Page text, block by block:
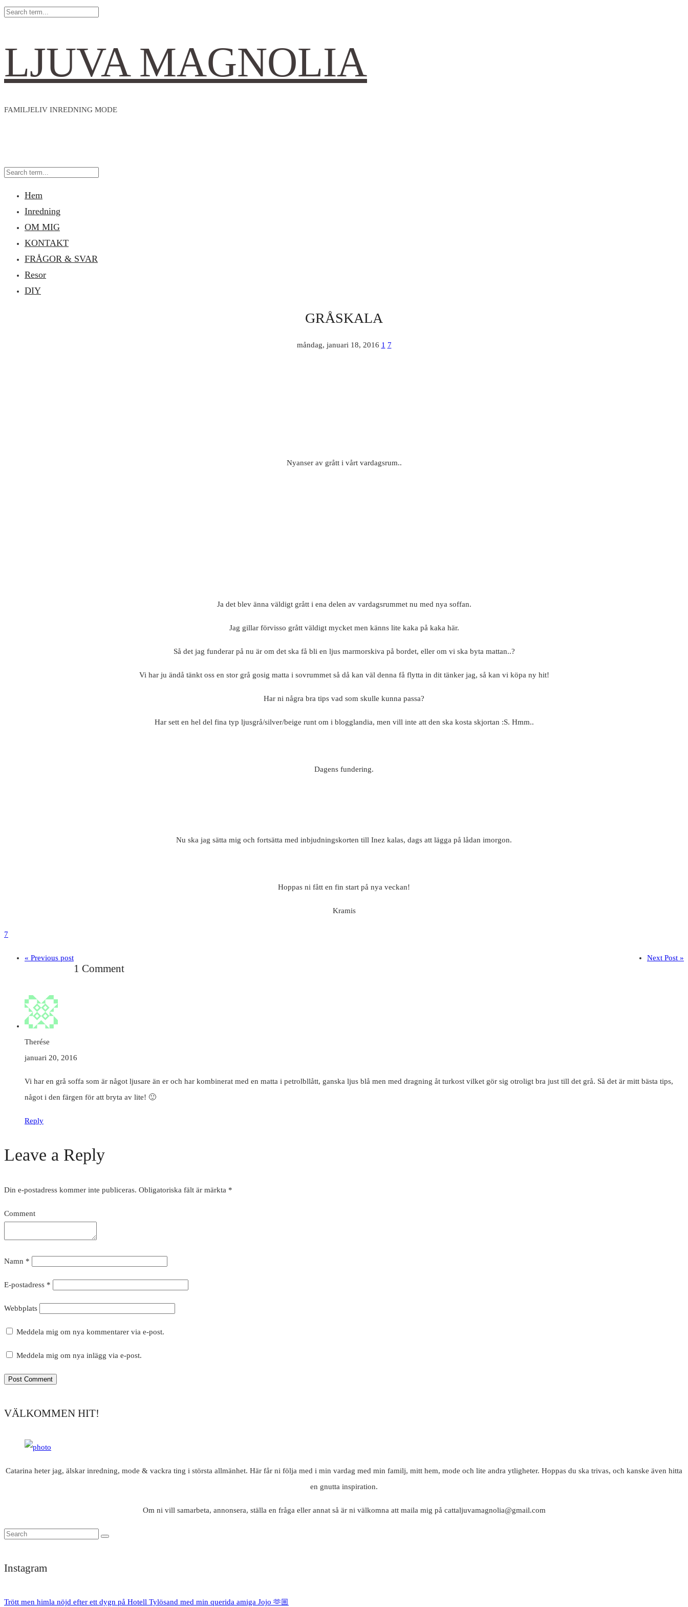
LJUVA MAGNOLIA
FAMILJELIV INREDNING MODE
Hem
Inredning
OM MIG
KONTAKT
FRÅGOR & SVAR
Resor
DIY
GRÅSKALA
måndag, januari 18, 2016 1 7
Nyanser av grått i vårt vardagsrum..
Ja det blev änna väldigt grått i ena delen av vardagsrummet nu med nya soffan.
Jag gillar förvisso grått väldigt mycket men känns lite kaka på kaka här.
Så det jag funderar på nu är om det ska få bli en ljus marmorskiva på bordet, eller om vi ska byta mattan..?
Vi har ju ändå tänkt oss en stor grå gosig matta i sovrummet så då kan väl denna få flytta in dit tänker jag, så kan vi köpa ny hit!
Har ni några bra tips vad som skulle kunna passa?
Har sett en hel del fina typ ljusgrå/silver/beige runt om i blogglandia, men vill inte att den ska kosta skjortan :S. Hmm..
Dagens fundering.
Nu ska jag sätta mig och fortsätta med inbjudningskorten till Inez kalas, dags att lägga på lådan imorgon.
Hoppas ni fått en fin start på nya veckan!
Kramis
7
« Previous post Next Post »
1 Comment
Therése
januari 20, 2016
Vi har en grå soffa som är något ljusare än er och har kombinerat med en matta i petrolbllått, ganska ljus blå men med dragning åt turkost vilket gör sig otroligt bra just till det grå. Så det är mitt bästa tips,
något i den färgen för att bryta av lite! 🙂
Reply
Leave a Reply
Din e-postadress kommer inte publiceras. Obligatoriska fält är märkta *
Comment
Namn *
E-postadress *
Webbplats
Meddela mig om nya kommentarer via e-post.
Meddela mig om nya inlägg via e-post.
VÄLKOMMEN HIT!
Catarina heter jag, älskar inredning, mode & vackra ting i största allmänhet. Här får ni följa med i min vardag med min familj, mitt hem, mode och lite andra ytligheter. Hoppas du ska trivas, och kanske även hitta
en gnutta inspiration.
Om ni vill samarbeta, annonsera, ställa en fråga eller annat så är ni välkomna att maila mig på cattaljuvamagnolia@gmail.com
Instagram
Trött men himla nöjd efter ett dygn på Hotell Tylösand med min querida amiga Jojo 🫶🏼